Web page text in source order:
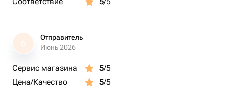
полив минимальный. Вода должна быть мягкой, чуть
теплой. Старайтесь, чтобы она не попала на шишки.
Влажность. Для цикаса желательно создать
повышенную влажность – оптимально 80%. Его
О
Отправитель
Июнь 2026
Сервис магазина 5/5
Цена/Качество
5/5